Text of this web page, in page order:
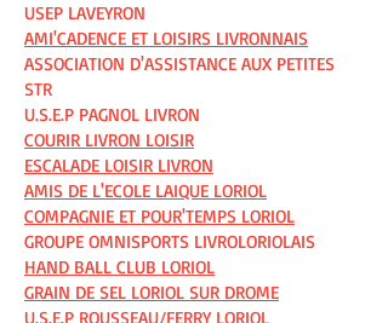
USEP LAVEYRON
AMI'CADENCE ET LOISIRS LIVRONNAIS
ASSOCIATION D'ASSISTANCE AUX PETITES
STR
U.S.E.P PAGNOL LIVRON
COURIR LIVRON LOISIR
ESCALADE LOISIR LIVRON
AMIS DE L'ECOLE LAIQUE LORIOL
COMPAGNIE ET POUR'TEMPS LORIOL
GROUPE OMNISPORTS LIVROLORIOLAIS
HAND BALL CLUB LORIOL
GRAIN DE SEL LORIOL SUR DROME
U.S.E.P ROUSSEAU/FERRY LORIOL